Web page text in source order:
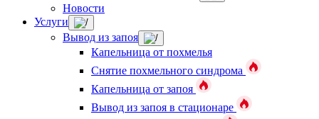
Новости
Услуги
Вывод из запоя
Капельница от похмелья
Снятие похмельного синдрома
Капельница от запоя
Вывод из запоя в стационаре